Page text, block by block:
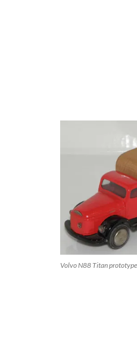
Volvo N88 Titan prototype